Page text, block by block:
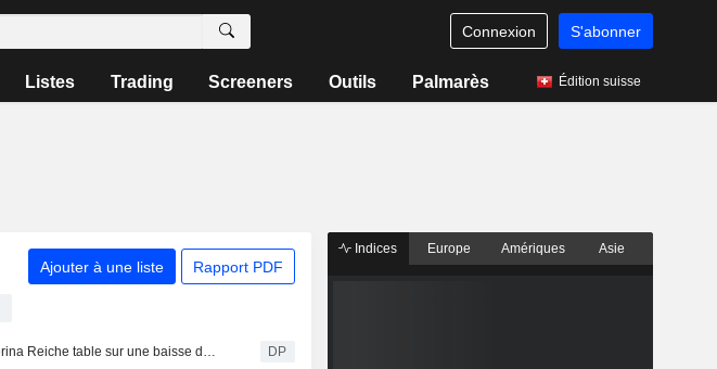
Connexion S'abonner
Listes Trading Screeners Outils Palmarès Édition suisse
Ajouter à une liste Rapport PDF
Katherina Reiche table sur une baisse des prix de l'électricité à moyen terme DP
Indices Europe Amériques Asie